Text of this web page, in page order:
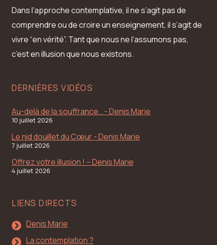
Dans l’approche contemplative, il ne s’agit pas de
comprendre ou de croire un enseignement, il s’agit de
vivre “en vérité”. Tant que nous ne l’assumons pas,
c’est en illusion que nous existons.
DERNIÈRES VIDÉOS
Au-delà de la souffrance… - Denis Marie
10 juillet 2026
Le nid douillet du Cœur - Denis Marie
7 juillet 2026
Offrez votre illusion ! – Denis Marie
4 juillet 2026
LIENS DIRECTS
Denis Marie
La contemplation ?